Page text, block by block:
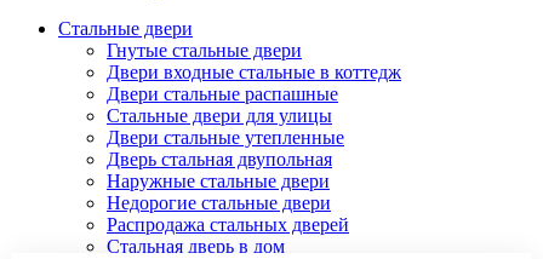
Стальные двери
Гнутые стальные двери
Двери входные стальные в коттедж
Двери стальные распашные
Стальные двери для улицы
Двери стальные утепленные
Дверь стальная двупольная
Наружные стальные двери
Недорогие стальные двери
Распродажа стальных дверей
Стальная дверь в дом